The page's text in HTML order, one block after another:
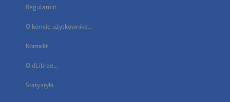
Regulamin
O koncie użytkownika...
Kontakt
O dLibrze...
Statystyki